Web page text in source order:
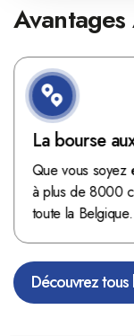
La bourse
véritable
Que vous soyez
à plus de 8000
toute la Belgique.
Découvrez